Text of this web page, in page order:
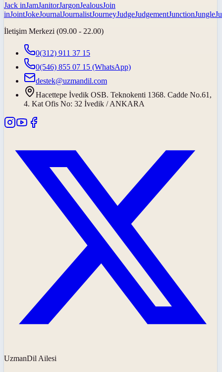
Jack inJamJanitorJargonJealousJoin
inJointJokeJournalJournalistJourneyJudgeJudgementJunctionJungle
İletişim Merkezi (09.00 - 22.00)
0(312) 911 37 15
0(546) 855 07 15 (WhatsApp)
destek@uzmandil.com
Hacettepe İvedik OSB. Teknokenti 1368. Cadde No.61,
4. Kat Ofis No: 32 İvedik / ANKARA
UzmanDil Ailesi